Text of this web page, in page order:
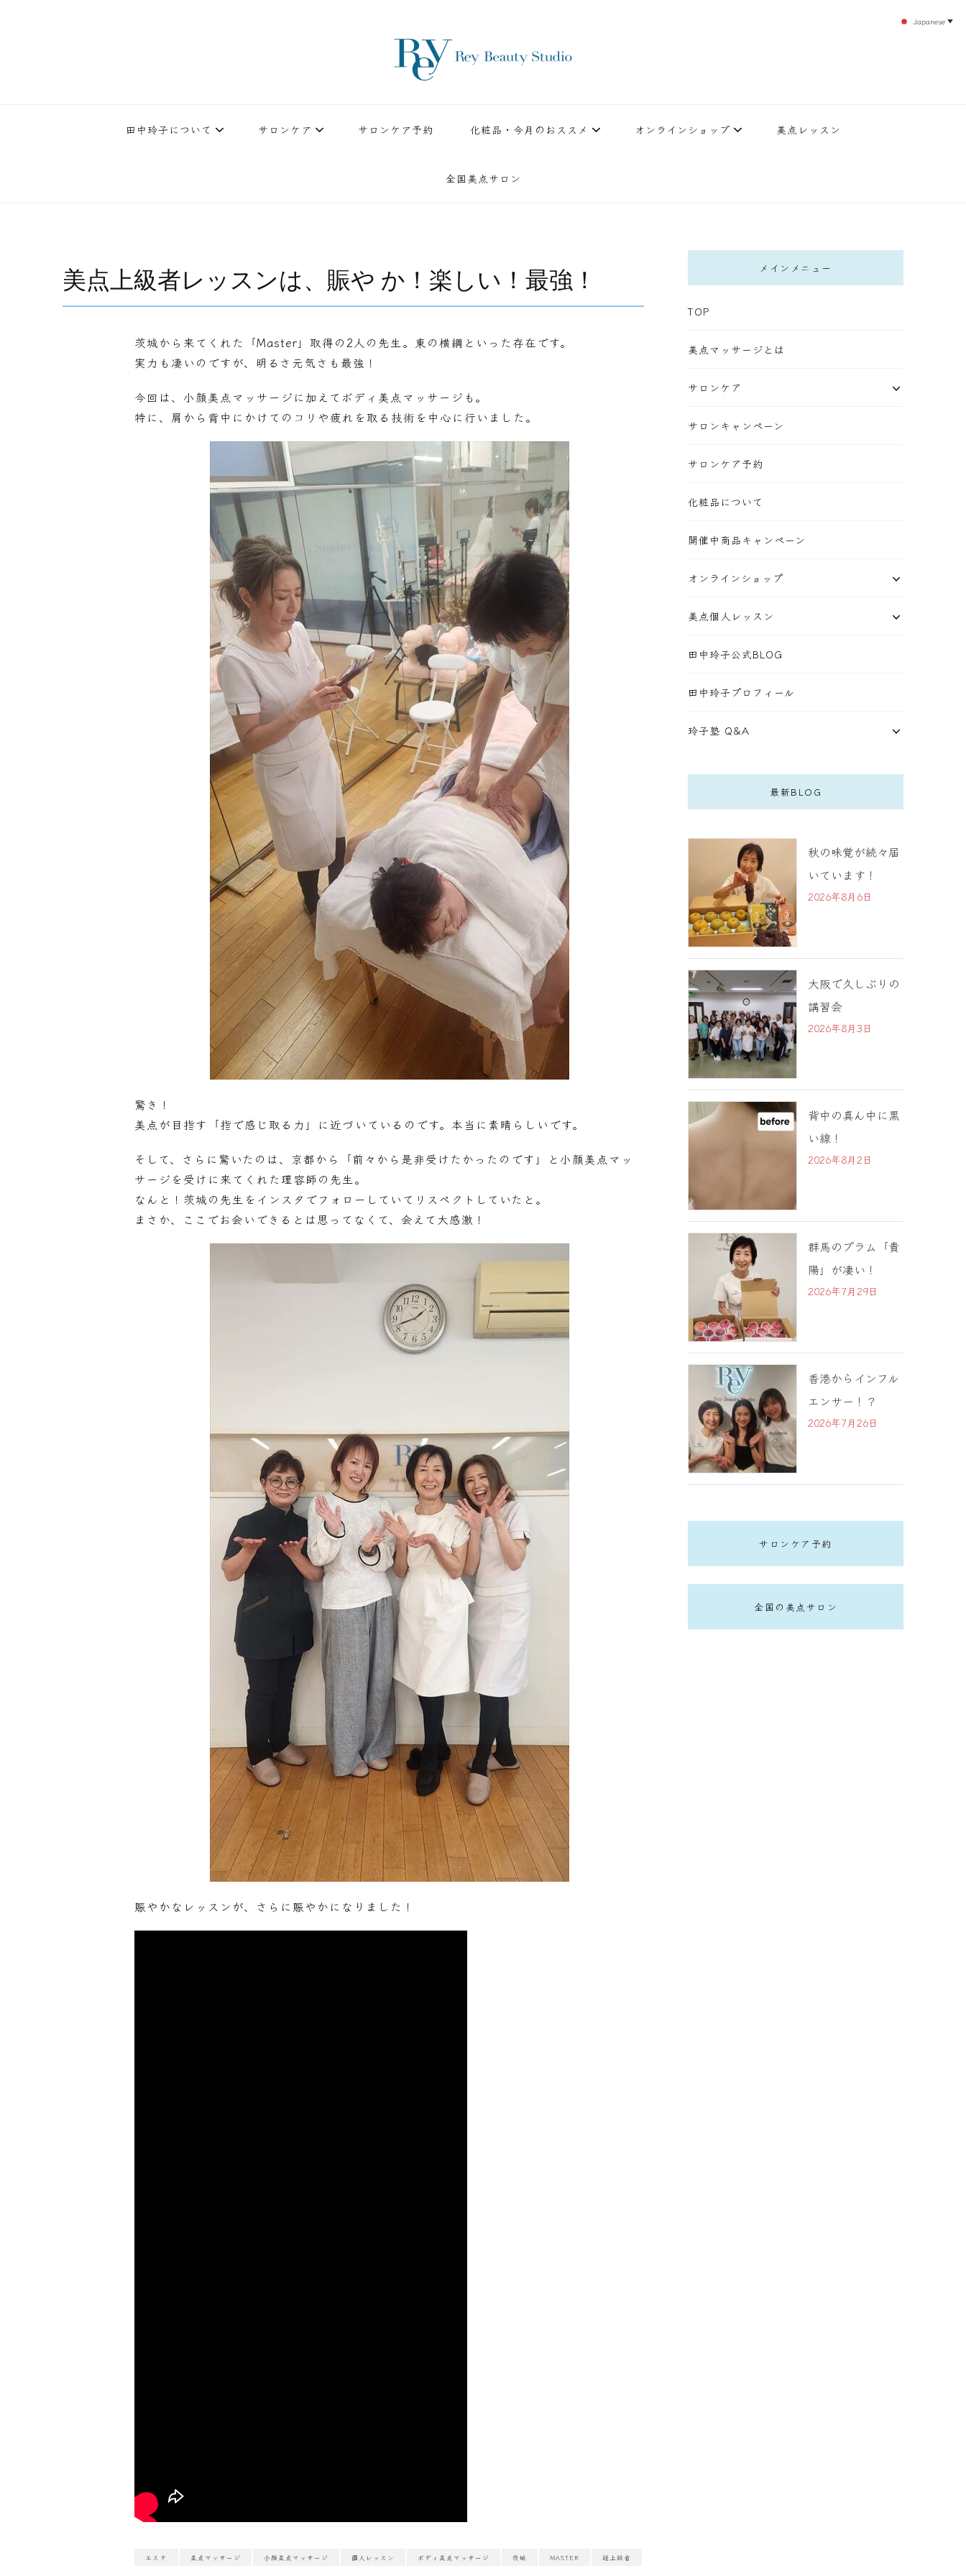
田中玲子について サロンケア サロンケア予約 化粧品・今月のおススメ オンラインショップ 美点レッスン
全国美点サロン
美点上級者レッスンは、賑や か！楽しい！最強！
茨城から来てくれた「Master」取得の2人の先生。東の横綱といった存在です。
実力も凄いのですが、明るさ元気さも最強！
今回は、小顔美点マッサージに加えてボディ美点マッサージも。
特に、肩から背中にかけてのコリや疲れを取る技術を中心に行いました。
驚き！
美点が目指す「指で感じ取る力」に近づいているのです。本当に素晴らしいです。
そして、さらに驚いたのは、京都から「前々から是非受けたかったのです」と小顔美点マッ
サージを受けに来てくれた理容師の先生。
なんと！茨城の先生をインスタでフォローしていてリスペクトしていたと。
まさか、ここでお会いできるとは思ってなくて、会えて大感激！
賑やかなレッスンが、さらに賑やかになりました！
エステ 美点マッサージ 小顔美点マッサージ 個人レッスン ボディ美点マッサージ 茨城 MASTER 超上級者
メインメニュー
TOP
美点マッサージとは
サロンケア
サロンキャンペーン
サロンケア予約
化粧品について
開催中商品キャンペーン
オンラインショップ
美点個人レッスン
田中玲子公式BLOG
田中玲子プロフィール
玲子塾 Q&A
最新BLOG
秋の味覚が続々届
いています！
2026年8月6日
大阪で久しぶりの
講習会
2026年8月3日
背中の真ん中に黒
い線！
2026年8月2日
群馬のプラム「貴
陽」が凄い！
2026年7月29日
香港からインフル
エンサー！？
2026年7月26日
サロンケア予約
全国の美点サロン
Japanese ▼